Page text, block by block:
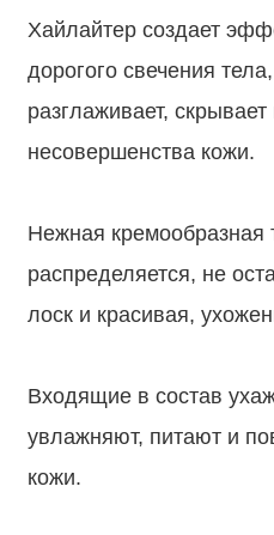
Хайлайтер создает
дорогого свечения
разглаживает,
несовершенства кожи.
Нежная кремообразная
распределяется, не
лоск и красивая,
Входящие в состав
увлажняют, питают и
кожи.